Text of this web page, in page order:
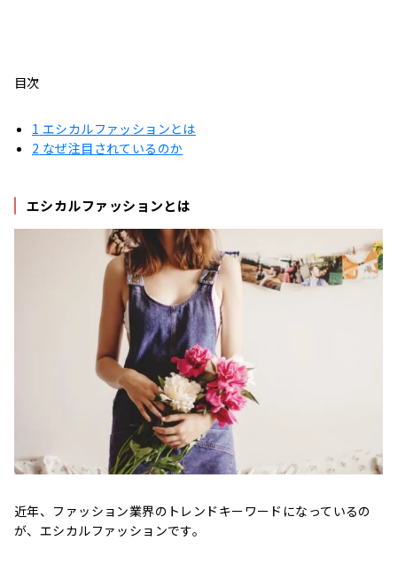
目次
1 エシカルファッションとは
2 なぜ注目されているのか
エシカルファッションとは
近年、ファッション業界のトレンドキーワードになっているの
が、エシカルファッションです。